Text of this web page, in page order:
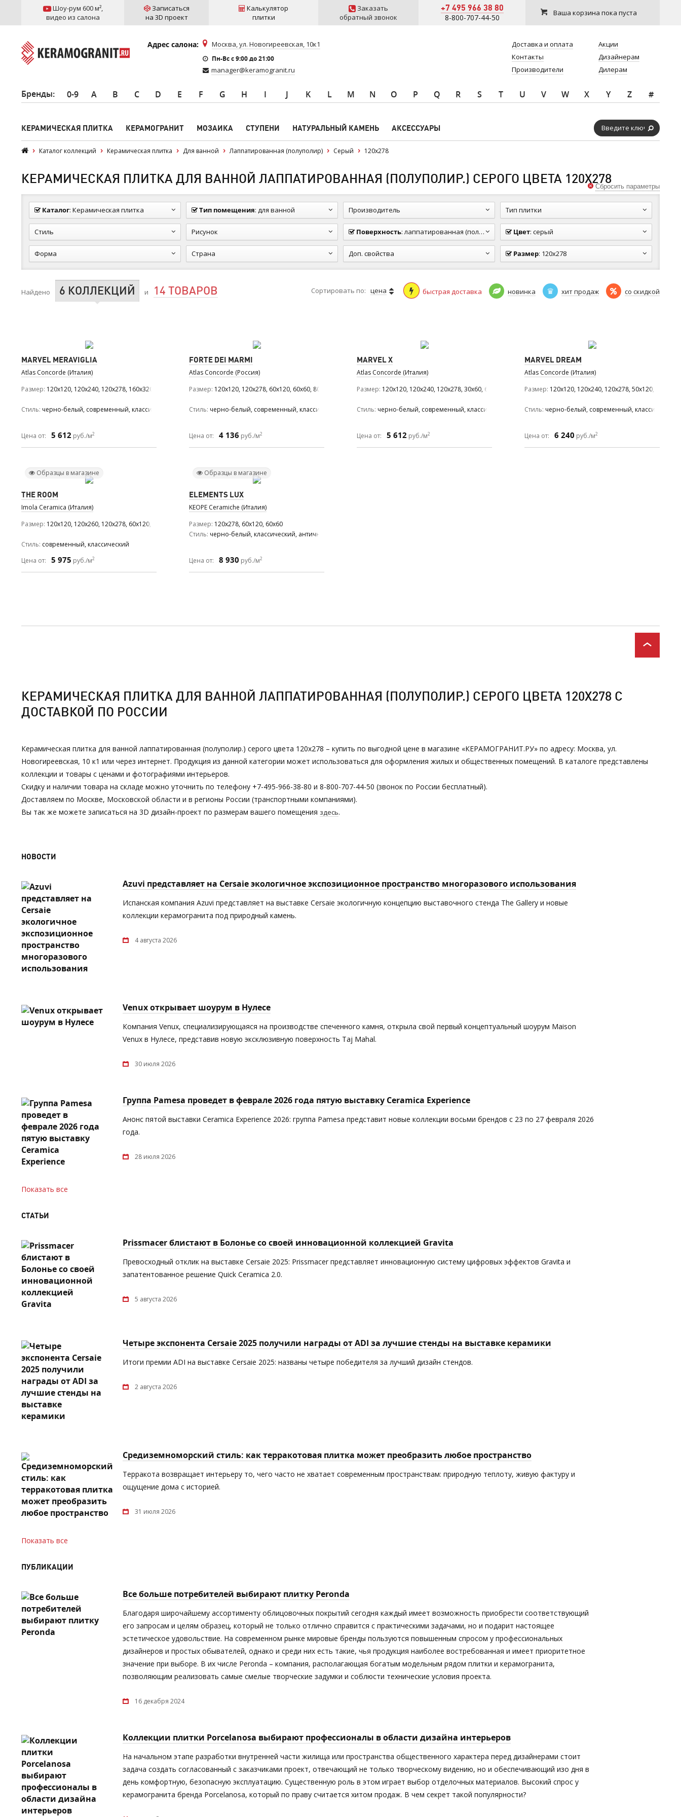
Шоу-рум 600 м²,
видео из салона
Записаться
на 3D проект
Калькулятор
плитки
Заказать
обратный звонок
+7 495 966 38 80
8-800-707-44-50 Ваша корзина пока пуста
Адрес салона: Москва, ул. Новогиреевская, 10к1
Пн-Вс c 9:00 до 21:00
manager@keramogranit.ru
Доставка и оплата
Контакты
Производители
Акции
Дизайнерам
Дилерам
Бренды: 0-9 A B C D E F G H I J K L M N O P Q R S T U V W X Y Z #
КЕРАМИЧЕСКАЯ ПЛИТКА КЕРАМОГРАНИТ МОЗАИКА СТУПЕНИ НАТУРАЛЬНЫЙ КАМЕНЬ АКСЕССУАРЫ
Каталог коллекций Керамическая плитка Для ванной Лаппатированная (полуполир) Серый 120x278
КЕРАМИЧЕСКАЯ ПЛИТКА ДЛЯ ВАННОЙ ЛАППАТИРОВАННАЯ (ПОЛУПОЛИР.) СЕРОГО ЦВЕТА 120Х278
Каталог: Керамическая плитка Тип помещения: для ванной Производитель Тип плитки
Стиль Рисунок Поверхность: лаппатированная (полуполир.) Цвет: серый
Форма Страна Доп. свойства Размер: 120x278
Сбросить параметры
Найдено 6 КОЛЛЕКЦИЙ и 14 ТОВАРОВ Сортировать по: цена быстрая доставка новинка хит продаж со скидкой
MARVEL MERAVIGLIA
Atlas Concorde (Италия)
Размер 120x120, 120x240, 120x278, 160x320, 30x60, 59.5x118.2, 60x120, 60x60, 75x150, 75x75
Стиль черно-белый, современный, классический, средиземноморский, милано
Цена от: 5 612 руб./м2
FORTE DEI MARMI
Atlas Concorde (Россия)
Размер 120x120, 120x278, 60x120, 60x60, 80x160, 80x80
Стиль черно-белый, современный, классический
Цена от: 4 136 руб./м2
MARVEL X
Atlas Concorde (Италия)
Размер 120x120, 120x240, 120x278, 30x60, 60x120, 60x60, 75x150, 75x75
Стиль черно-белый, современный, классический, средиземноморский
Цена от: 5 612 руб./м2
MARVEL DREAM
Atlas Concorde (Италия)
Размер 120x120, 120x240, 120x278, 50x120, 60x120,
Стиль черно-белый, современный,
Цена от: 6 240 руб./м2
Образцы в магазине
THE ROOM
Imola Ceramica (Италия)
Размер 120x120, 120x260, 120x278, 60x120, 60x60
Стиль современный, классический
Цена от:
5 975 руб./м2
Образцы в магазине
ELEMENTS LUX
KEOPE Ceramiche (Италия)
Размер 120x278, 60x120, 60x60
Стиль черно-белый, классический, античный
Цена от: 8 930 руб./м2
КЕРАМИЧЕСКАЯ ПЛИТКА ДЛЯ ВАННОЙ ЛАППАТИРОВАННАЯ (ПОЛУПОЛИР.) СЕРОГО ЦВЕТА 120Х278 С
ДОСТАВКОЙ ПО РОССИИ
Керамическая плитка для ванной лаппатированная (полуполир.) серого цвета 120х278 – купить по выгодной цене в магазине «КЕРАМОГРАНИТ.РУ» по адресу: Москва, ул.
Новогиреевская, 10 к1 или через интернет. Продукция из данной категории может использоваться для оформления жилых и общественных помещений. В каталоге представлены
коллекции и товары с ценами и фотографиями интерьеров.
Скидку и наличии товара на складе можно уточнить по телефону +7-495-966-38-80 и 8-800-707-44-50 (звонок по России бесплатный).
Доставляем по Москве, Московской области и в регионы России (транспортными компаниями).
Вы так же можете записаться на 3D дизайн-проект по размерам вашего помещения здесь.
НОВОСТИ
Azuvi представляет на Cersaie экологичное экспозиционное пространство многоразового использования
Испанская компания Azuvi представляет на выставке Cersaie экологичную концепцию выставочного стенда The Gallery и новые
коллекции керамогранита под природный камень.
4 августа 2026
Venux открывает шоурум в Нулесе
Компания Venux, специализирующаяся на производстве спеченного камня, открыла свой первый концептуальный шоурум Maison
Venux в Нулесе, представив новую эксклюзивную поверхность Taj Mahal.
30 июля 2026
Группа Pamesa проведет в феврале 2026 года пятую выставку Ceramica Experience
Анонс пятой выставки Ceramica Experience 2026: группа Pamesa представит новые коллекции восьми брендов с 23 по 27 февраля 2026
года.
28 июля 2026
Показать все
СТАТЬИ
Prissmacer блистают в Болонье со своей инновационной коллекцией Gravita
Превосходный отклик на выставке Cersaie 2025: Prissmacer представляет инновационную систему цифровых эффектов Gravita и
запатентованное решение Quick Ceramica 2.0.
5 августа 2026
Четыре экспонента Cersaie 2025 получили награды от ADI за лучшие стенды на выставке керамики
Итоги премии ADI на выставке Cersaie 2025: названы четыре победителя за лучший дизайн стендов.
2 августа 2026
Средиземноморский стиль: как терракотовая плитка может преобразить любое пространство
Терракота возвращает интерьеру то, чего часто не хватает современным пространствам: природную теплоту, живую фактуру и
ощущение дома с историей.
31 июля 2026
Показать все
ПУБЛИКАЦИИ
Все больше потребителей выбирают плитку Peronda
Благодаря широчайшему ассортименту облицовочных покрытий сегодня каждый имеет возможность приобрести соответствующий
его запросам и целям образец, который не только отлично справится с практическими задачами, но и подарит настоящее
эстетическое удовольствие. На современном рынке мировые бренды пользуются повышенным спросом у профессиональных
дизайнеров и простых обывателей, однако и среди них есть такие, чья продукция наиболее востребованная и имеет приоритетное
значение при выборе. В их числе Peronda – компания, располагающая богатым модельным рядом плитки и керамогранита,
позволяющим реализовать самые смелые творческие задумки и соблюсти технические условия проекта.
16 декабря 2024
Коллекции плитки Porcelanosa выбирают профессионалы в области дизайна интерьеров
На начальном этапе разработки внутренней части жилища или пространства общественного характера перед дизайнерами стоит
задача создать согласованный с заказчиками проект, отвечающий не только творческому видению, но и обеспечивающий изо дня в
день комфортную, безопасную эксплуатацию. Существенную роль в этом играет выбор отделочных материалов. Высокий спрос у
керамогранита бренда Porcelanosa, который по праву считается хитом продаж. В чем секрет такой популярности?